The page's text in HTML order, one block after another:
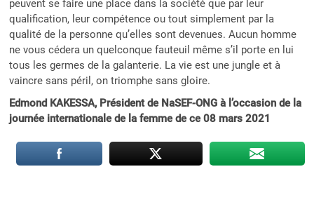
peuvent se faire une place dans la société que par leur
qualification, leur compétence ou tout simplement par la
qualité de la personne qu’elles sont devenues. Aucun homme
ne vous cédera un quelconque fauteuil même s’il porte en lui
tous les germes de la galanterie. La vie est une jungle et à
vaincre sans péril, on triomphe sans gloire.
Edmond KAKESSA, Président de NaSEF-ONG à l’occasion de la
journée internationale de la femme de ce 08 mars 2021